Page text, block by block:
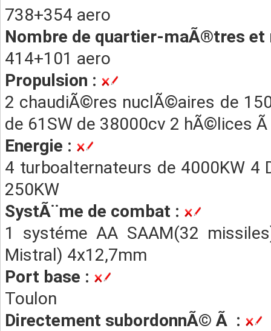
738+354 aero
Nombre de quartier-maÃ®tres
414+101 aero
Propulsion :
2 chaudiÃ©res nuclÃ©aires de
de 61SW de 38000cv 2 hÃ©lices
Energie :
4 turboalternateurs de 4000KW 4
250KW
SystÃ¨me de combat :
1 systéme AA SAAM(32
Mistral) 4x12,7mm
Port base :
Toulon
Directement subordonnÃ© Ã :